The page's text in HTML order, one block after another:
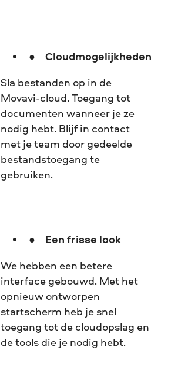
Cloudmogelijkheden
Sla bestanden op in de
Movavi-cloud. Toegang tot
documenten wanneer je ze
nodig hebt. Blijf in contact
met je team door gedeelde
bestandstoegang te
gebruiken.
Een frisse look
We hebben een betere
interface gebouwd. Met het
opnieuw ontworpen
startscherm heb je snel
toegang tot de cloudopslag en
de tools die je nodig hebt.